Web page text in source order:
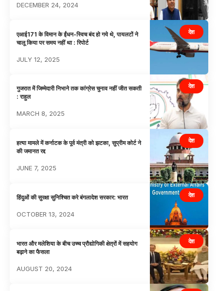
DECEMBER 24, 2024
देश
एआई171 के विमान के ईंधन-स्विच बंद हो गये थे, पायलटों ने
चालू किया पर समय नहीं था : रिपोर्ट
JULY 12, 2025
देश
गुजरात में जिम्मेदारी निभाने तक कांग्रेस चुनाव नहीं जीत सकती
: राहुल
MARCH 8, 2025
देश
हत्या मामले में कर्नाटक के पूर्व मंत्री को झटका, सुप्रीम कोर्ट ने
की जमानत रद्द
JUNE 7, 2025
देश
हिंदुओं की सुरक्षा सुनिश्चित करे बंगलादेश सरकार: भारत
OCTOBER 13, 2024
देश
भारत और मलेशिया के बीच उच्च प्रौद्योगिकी क्षेत्रों में सहयोग
बढ़ाने का फैसला
AUGUST 20, 2024